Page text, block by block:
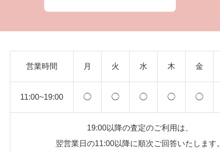
営業時間 月 火 水 木 金
11:00~19:00 ◯ ◯ ◯ ◯ ◯
19:00以降の査定のご利用は、
翌営業日の11:00以降に順次ご回答いたします